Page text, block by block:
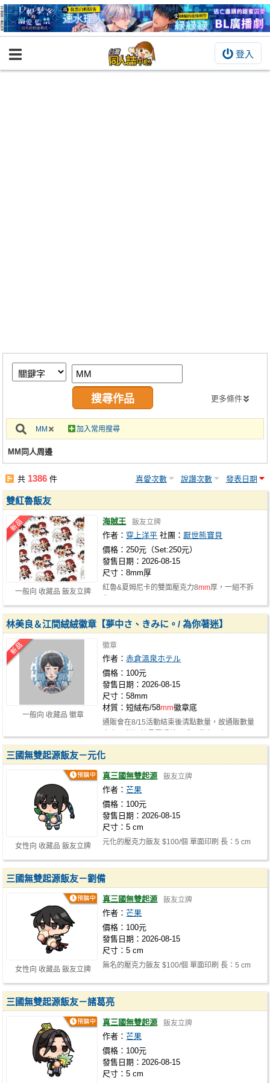
登入
BOOKY書集倉庫
繪圖藝廊
交流中心
攤位轉讓區
會員功能選單
註冊會員
更多條件
MM 加入常用搜尋
MM同人周邊
共 1386 件 喜愛次數 說讚次數 發表日期
一般向 收藏品 飯友立牌
雙紅魯飯友
海賊王 飯友立牌
作者： 穿上洋平 社團： 厭世熊寶貝
價格：250元（Set:250元）
發售日期：2026-08-15
尺寸：8mm厚
紅魯&夏姆尼卡的雙面壓克力8mm厚，一組不拆
一般向 收藏品 徽章
林美良＆江間絨絨徽章【夢中さ、きみに。/ 為你著迷】
徽章
作者：赤倉溫泉ホテル
價格：100元
發售日期：2026-08-15
尺寸：58mm
材質：短絨布/58mm徽章底
通販會在8/15活動結束後清點數量，故通販數量
女性向 收藏品 飯友立牌
三國無雙起源飯友－元化
真三國無雙起源 飯友立牌
作者：芒果
價格：100元
發售日期：2026-08-15
尺寸：5 cm
元化的壓克力飯友 $100/個 單面印刷 長：5 cm
女性向 收藏品 飯友立牌
三國無雙起源飯友－劉備
真三國無雙起源 飯友立牌
作者：芒果
價格：100元
發售日期：2026-08-15
尺寸：5 cm
無名的壓克力飯友 $100/個 單面印刷 長：5 cm
三國無雙起源飯友－諸葛亮
真三國無雙起源 飯友立牌
作者：芒果
價格：100元
發售日期：2026-08-15
尺寸：5 cm